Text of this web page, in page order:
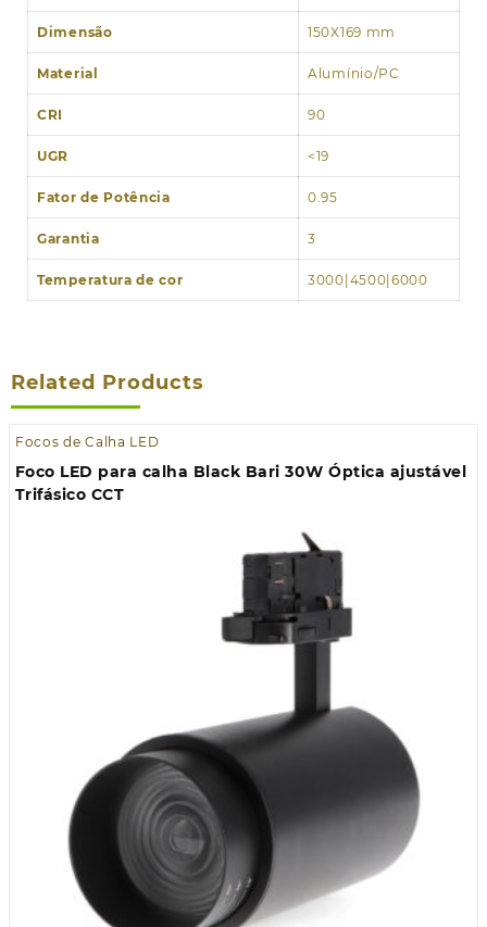
Dimensão 150X169 mm
Material Alumínio/PC
CRI 90
UGR <19
Fator de Potência 0.95
Garantia 3
Temperatura de cor 3000|4500|6000
Related Products
Focos de Calha LED
Foco LED para calha Black Bari 30W Óptica ajustável
Trifásico CCT